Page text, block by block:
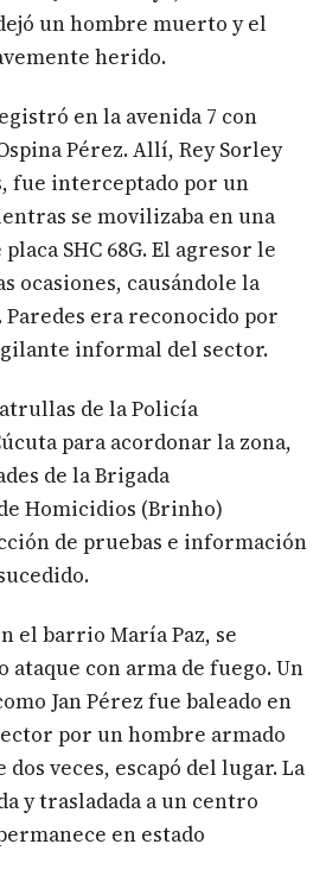
un hombre muerto y el
herido.
en la avenida 7 con
Pérez. Allí, Rey Sorley
fue interceptado por un
se movilizaba en una
SHC 68G. El agresor le
ocasiones, causándole la
era reconocido por
informal del sector.
de la Policía
para acordonar la zona,
de la Brigada
Homicidios (Brinho)
de pruebas e información
el barrio María Paz, se
ataque con arma de fuego. Un
Jan Pérez fue baleado en
por un hombre armado
veces, escapó del lugar. La
y trasladada a un centro
en estado